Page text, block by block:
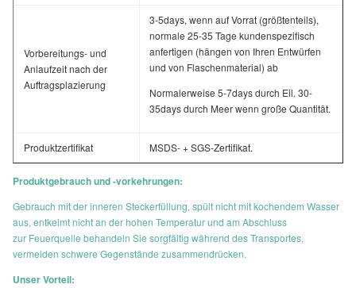
Vorbereitungs- und
Anlaufzeit nach der
Auftragsplazierung
3-5days, wenn auf Vorrat (größtenteils),
normale 25-35 Tage kundenspezifisch
anfertigen (hängen von Ihren Entwürfen
und von Flaschenmaterial) ab
Normalerweise 5-7days durch Eil. 30-
35days durch Meer wenn große Quantität.
Produktzertifikat MSDS- + SGS-Zertifikat.
Produktgebrauch und -vorkehrungen:
Gebrauch mit der inneren Steckerfüllung, spült nicht mit kochendem Wasser
aus, entkeimt nicht an der hohen Temperatur und am Abschluss
zur Feuerquelle behandeln Sie sorgfältig während des Transportes,
vermeiden schwere Gegenstände zusammendrücken.
Unser Vorteil: